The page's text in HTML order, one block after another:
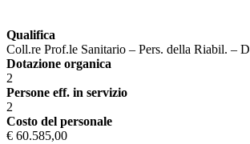
Qualifica
Coll.re Prof.le Sanitario – Pers. della Riabil. – D
Dotazione organica
2
Persone eff. in servizio
2
Costo del personale
€ 60.585,00